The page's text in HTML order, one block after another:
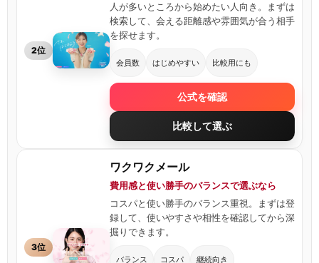
2位
人が多いところから始めたい人向き。まずは
検索して、会える距離感や雰囲気が合う相手
を探せます。
会員数 はじめやすい 比較用にも
公式を確認
比較して選ぶ
3位
ワクワクメール
費用感と使い勝手のバランスで選ぶなら
コスパと使い勝手のバランス重視。まずは登
録して、使いやすさや相性を確認してから深
掘りできます。
バランス コスパ 継続向き